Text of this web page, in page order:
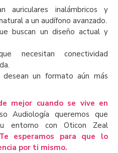
auriculares inalámbricos y
a un audífono avanzado.
buscan un diseño actual y
necesitan conectividad
un formato aún más
mejor cuando se vive en
Audiología queremos que
entorno con Oticon Zeal
Te esperamos para que lo
por ti mismo.